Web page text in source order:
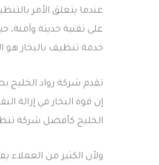
عندما يتعلق الأمر
على تقنية حديثة وآمنة،
خدمة تنظيف بالبخار هو
تقدم شركة رواد
إن قوة البخار في إزالة
الخليج كأفضل شركة
ولأن الكثير من